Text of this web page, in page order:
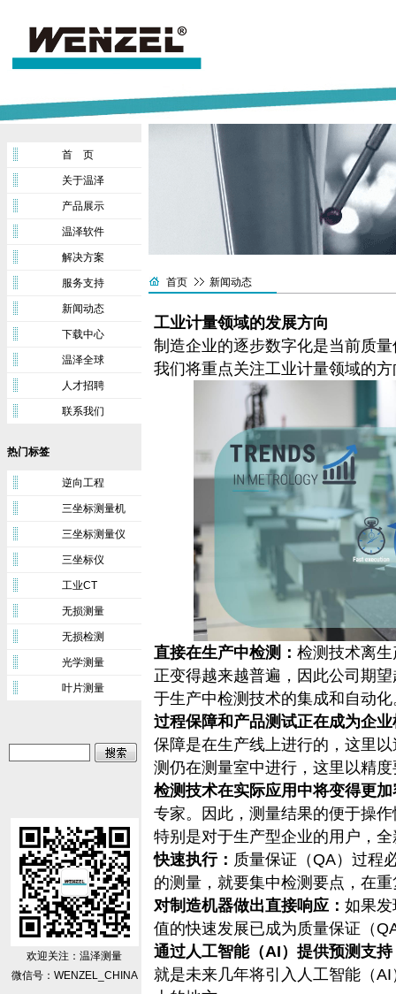
首 页
关于温泽
产品展示
温泽软件
解决方案
服务支持
新闻动态
下载中心
温泽全球
人才招聘
联系我们
热门标签
逆向工程
三坐标测量机
三坐标测量仪
三坐标仪
工业CT
无损测量
无损检测
光学测量
叶片测量
欢迎关注：温泽测量
微信号：WENZEL_CHINA
首页 新闻动态
工业计量领域的发展方向
制造企业的逐步数字化是当前质
我们将重点关注工业计量领域的
直接在生产中检测： 检测技术离
正变得越来越普遍，因此公司期
于生产中检测技术的集成和自动化
过程保障和产品测试正在成为企
保障是在生产线上进行的，这里
测仍在测量室中进行，这里以精
检测技术在实际应用中将变得更
专家。因此，测量结果的便于操
特别是对于生产型企业的用户，
快速执行： 质量保证（QA）过程
的测量，就要集中检测要点，在
对制造机器做出直接响应： 如果
值的快速发展已成为质量保证（
通过人工智能（AI）提供预测支持
就是未来几年将引入人工智能（